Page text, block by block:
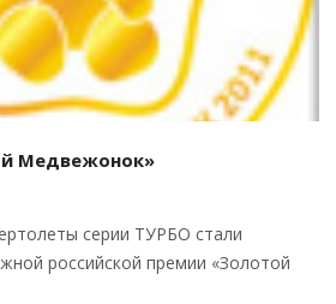
Медвежонок»
серии ТУРБО стали
российской премии «Золотой